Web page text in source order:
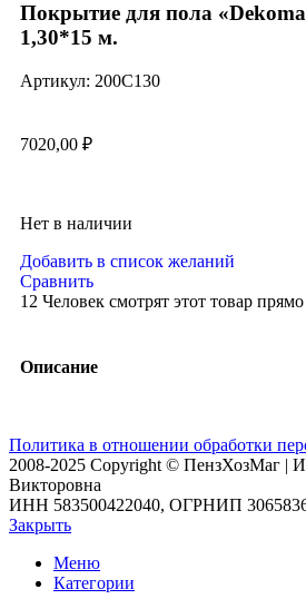
Покрытие для пола
1,30*15 м.
Артикул: 200C130
7020,00 ₽
Нет в наличии
Добавить в список желаний
Сравнить
12 Человек смотрят этот товар
Описание
Политика в отношении обработки
2008-2025 Copyright © ПензХозМаг |
Викторовна
ИНН 583500422040, ОГРНИП
Закрыть
Меню
Категории